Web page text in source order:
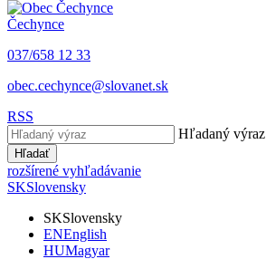
Čechynce
037/658 12 33
obec.cechynce@slovanet.sk
RSS
Hľadaný výraz
Hľadať
rozšírené vyhľadávanie
SKSlovensky
SKSlovensky
ENEnglish
HUMagyar